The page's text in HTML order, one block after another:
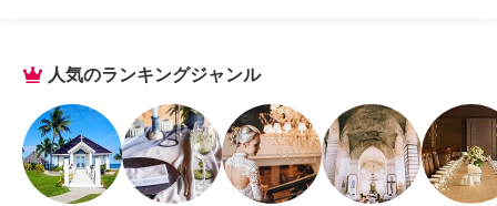
人気のランキングジャンル